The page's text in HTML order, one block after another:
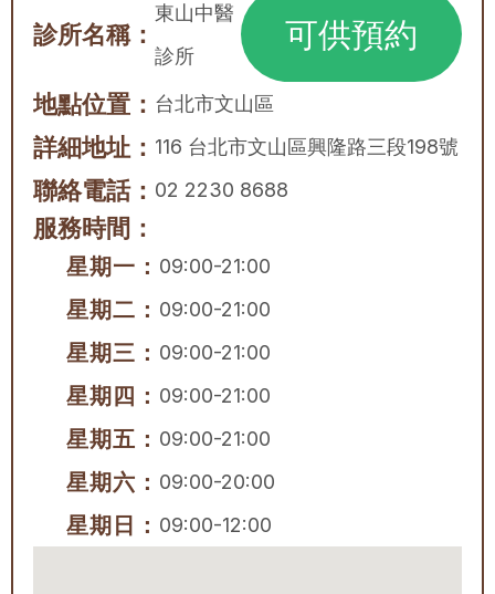
診所名稱：
東山中醫
診所
可供預約
地點位置： 台北市文山區
詳細地址： 116 台北市文山區興隆路三段198號
聯絡電話： 02 2230 8688
服務時間：
星期一： 09:00-21:00
星期二： 09:00-21:00
星期三： 09:00-21:00
星期四： 09:00-21:00
星期五： 09:00-21:00
星期六： 09:00-20:00
星期日： 09:00-12:00